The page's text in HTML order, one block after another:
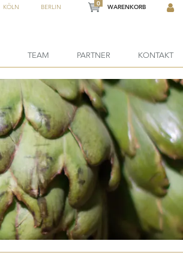
KÖLN BERLIN
0
WARENKORB
TEAM PARTNER KONTAKT